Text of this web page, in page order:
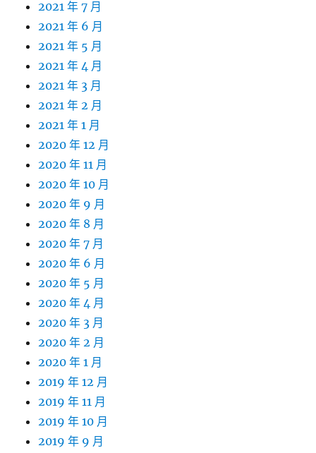
2021 年 7 月
2021 年 6 月
2021 年 5 月
2021 年 4 月
2021 年 3 月
2021 年 2 月
2021 年 1 月
2020 年 12 月
2020 年 11 月
2020 年 10 月
2020 年 9 月
2020 年 8 月
2020 年 7 月
2020 年 6 月
2020 年 5 月
2020 年 4 月
2020 年 3 月
2020 年 2 月
2020 年 1 月
2019 年 12 月
2019 年 11 月
2019 年 10 月
2019 年 9 月